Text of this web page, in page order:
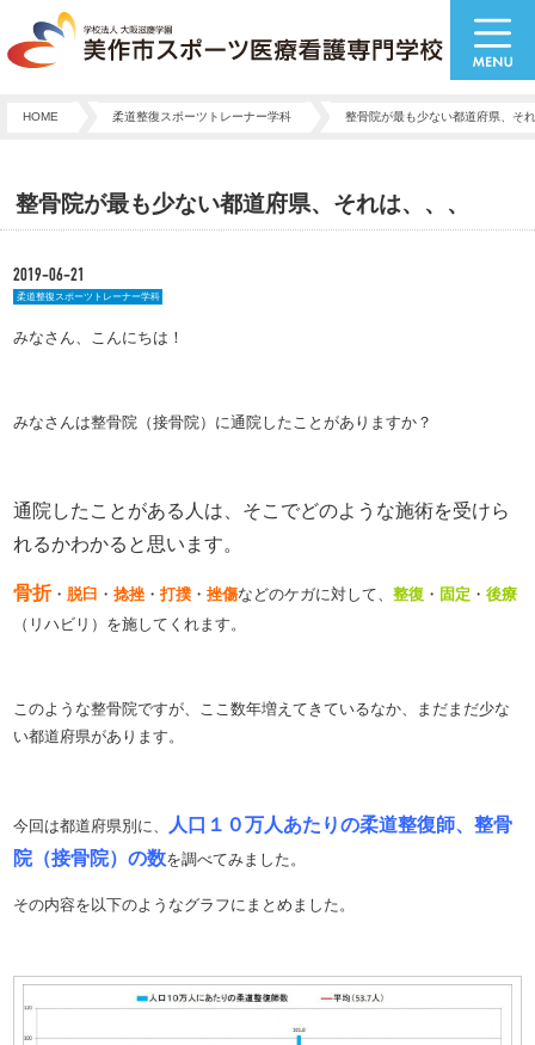
HOME 柔道整復スポーツトレーナー学科 整骨院が最も少ない都道府県、そ
整骨院が最も少ない都道府県、それは、、、
2019-06-21
柔道整復スポーツトレーナー学科
みなさん、こんにちは！
みなさんは整骨院（接骨院）に通院したことがありますか？
通院したことがある人は、そこでどのような施術を受けら
れるかわかると思います。
骨折・ 脱臼 ・捻挫 ・打撲 ・挫傷などのケガに対して、整復 ・ 固定 ・後療
（リハビリ）を施してくれます。
このような整骨院ですが、ここ数年増えてきているなか、まだまだ少な
い都道府県があります。
今回は都道府県別に、
人口１０万人あたりの柔道整復師、整骨
院（接骨院）の数を調べてみました。
その内容を以下のようなグラフにまとめました。